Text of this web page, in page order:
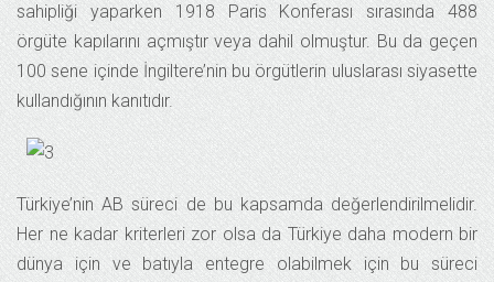
sahipliği yaparken 1918 Paris Konferası sırasında 488
örgüte kapılarını açmıştır veya dahil olmuştur. Bu da geçen
100 sene içinde İngiltere’nin bu örgütlerin uluslarası siyasette
kullandığının kanıtıdır.
Türkiye’nin AB süreci de bu kapsamda değerlendirilmelidir.
Her ne kadar kriterleri zor olsa da Türkiye daha modern bir
dünya için ve batıyla entegre olabilmek için bu süreci